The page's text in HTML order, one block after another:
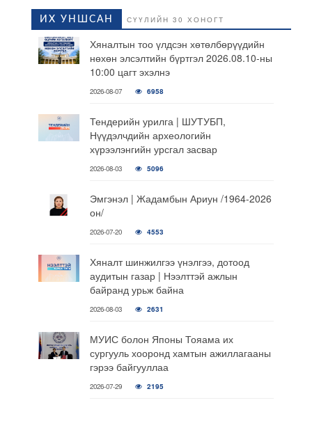
ИХ УНШСАН СҮҮЛИЙН 30 ХОНОГТ
Хяналтын тоо үлдсэн хөтөлбөрүүдийн
нөхөн элсэлтийн бүртгэл 2026.08.10-ны
10:00 цагт эхэлнэ
2026-08-07 6958
Тендерийн урилга | ШУТУБП,
Нүүдэлчдийн археологийн
хүрээлэнгийн урсгал засвар
2026-08-03 5096
Эмгэнэл | Жадамбын Ариун /1964-2026
он/
2026-07-20 4553
Хяналт шинжилгээ үнэлгээ, дотоод
аудитын газар | Нээлттэй ажлын
байранд урьж байна
2026-08-03 2631
МУИС болон Японы Тояама их
сургууль хооронд хамтын ажиллагааны
гэрээ байгууллаа
2026-07-29 2195